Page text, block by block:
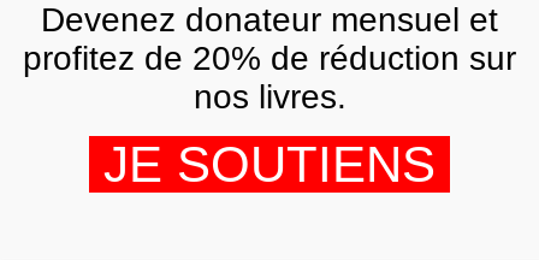
Les victoires du boycott sur Israël
OMAR BARGHOUTI 18 MAI 2011
Devenez donateur mensuel et
profitez de 20% de réduction sur
nos livres.
JE SOUTIENS